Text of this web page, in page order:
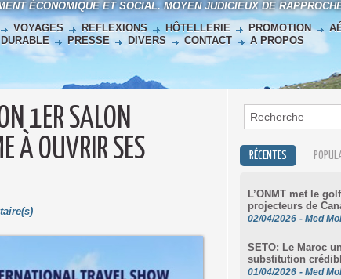
ÉCONOMIQUE ET SOCIAL. MOYEN JUDICIEUX DE
VOYAGES REFLEXIONS HÔTELLERIE PROMOTION
PRESSE DIVERS CONTACT A PROPOS
1ER SALON
À OUVRIR SES
RÉCENTES
L’ONMT met le
projecteurs de
02/04/2026 - Med
SETO: Le Maroc
substitution
01/04/2026 - Med